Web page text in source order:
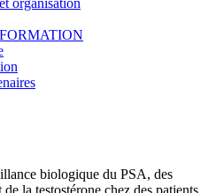
organisation
biologique du PSA, des
la testostérone chez des patients